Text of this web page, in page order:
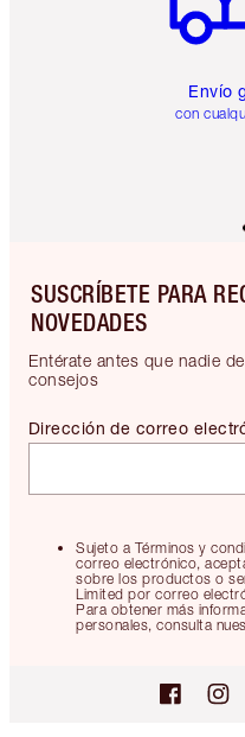
Envío
con
SUSCRÍBETE PARA
NOVEDADES
Entérate antes que nadie
consejos
Sujeto a Términos y
correo electrónico,
sobre los productos o
Limited por correo
Para obtener más
personales, consulta
Dirección de correo